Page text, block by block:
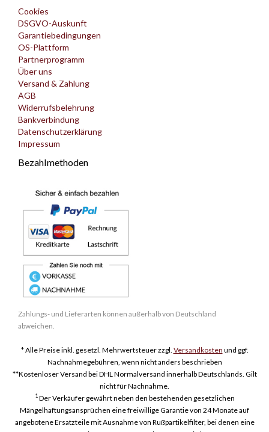
Cookies
DSGVO-Auskunft
Garantiebedingungen
OS-Plattform
Partnerprogramm
Über uns
Versand & Zahlung
AGB
Widerrufsbelehrung
Bankverbindung
Datenschutzerklärung
Impressum
Bezahlmethoden
Zahlungs- und Lieferarten können außerhalb von Deutschland
abweichen.
* Alle Preise inkl. gesetzl. Mehrwertsteuer zzgl. Versandkosten und ggf.
Nachnahmegebühren, wenn nicht anders beschrieben
**Kostenloser Versand bei DHL Normalversand innerhalb Deutschlands. Gilt
nicht für Nachnahme.
1Der Verkäufer gewährt neben den bestehenden gesetzlichen
Mängelhaftungsansprüchen eine freiwillige Garantie von 24 Monate auf
angebotene Ersatzteile mit Ausnahme von Rußpartikelfilter, bei denen eine